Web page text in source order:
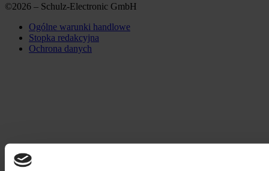
©2026 – Schulz-Electronic GmbH
Ogólne warunki handlowe
Stopka redakcyjna
Ochrona danych